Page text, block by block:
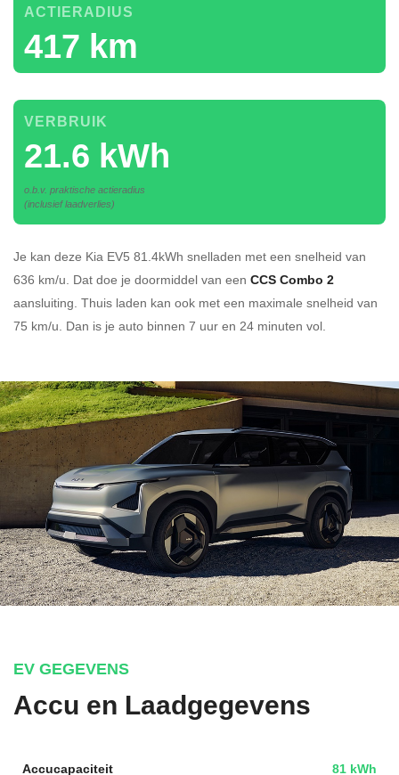
417 km
ACTIERADIUS
21.6 kWh
VERBRUIK
o.b.v. praktische actieradius
(inclusief laadverlies)
Je kan deze Kia EV5 81.4kWh snelladen met een snelheid van
636 km/u. Dat doe je doormiddel van een CCS Combo 2
aansluiting. Thuis laden kan ook met een maximale snelheid van
75 km/u. Dan is je auto binnen 7 uur en 24 minuten vol.
EV GEGEVENS
Accu en Laadgegevens
Accucapaciteit 81 kWh